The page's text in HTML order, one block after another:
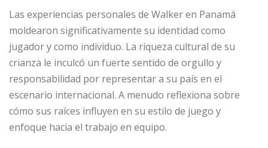
Las experiencias personales de Walker en Panamá
moldearon significativamente su identidad como
jugador y como individuo. La riqueza cultural de su
crianza le inculcó un fuerte sentido de orgullo y
responsabilidad por representar a su país en el
escenario internacional. A menudo reflexiona sobre
cómo sus raíces influyen en su estilo de juego y
enfoque hacia el trabajo en equipo.